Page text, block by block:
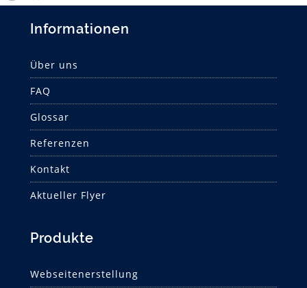
Informationen
Über uns
FAQ
Glossar
Referenzen
Kontakt
Aktueller Flyer
Produkte
Webseitenerstellung